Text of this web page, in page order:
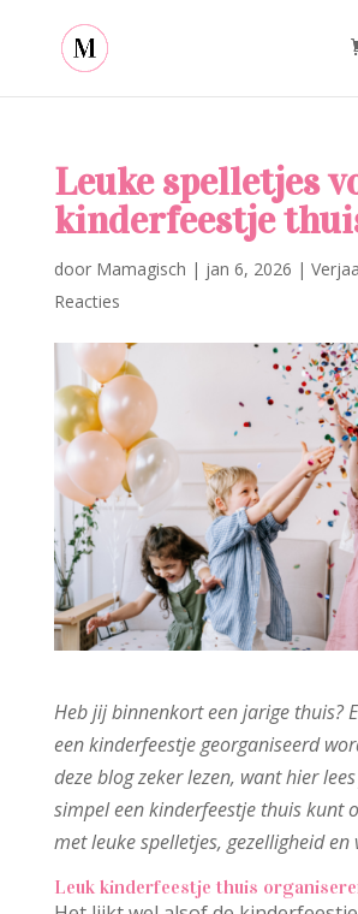
Leuke spelletjes
kinderfeestje
door Mamagisch | jan 6, 2026 |
Reacties
Heb jij binnenkort een jarige thuis?
een kinderfeestje georganiseerd
deze blog zeker lezen, want hier
simpel een kinderfeestje thuis kunt
met leuke spelletjes, gezelligheid en
Leuk kinderfeestje thuis